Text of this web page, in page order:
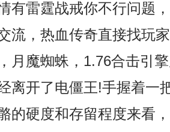
有雷霆战戒你不行问题
流，热血传奇直接找玩
月魔蜘蛛，1.76合击引
离开了电僵王!手握着一
的硬度和存留程度来看